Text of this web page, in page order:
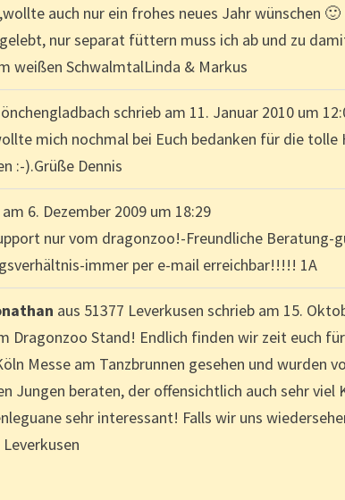
auch nur ein frohes neues Jahr wünschen
nur separat füttern muss ich ab und zu
weißen SchwalmtalLinda & Markus
schrieb am 11. Januar 2010 um
mich nochmal bei Euch bedanken für die
:-).Grüße Dennis
6. Dezember 2009 um 18:29
nur vom dragonzoo!-Freundliche
immer per e-mail erreichbar!!!!! 1A
aus 51377 Leverkusen schrieb am 15.
Dragonzoo Stand! Endlich finden wir zeit euch
Messe am Tanzbrunnen gesehen und wurden
Jungen beraten, der offensichtlich auch sehr
sehr interessant! Falls wir uns